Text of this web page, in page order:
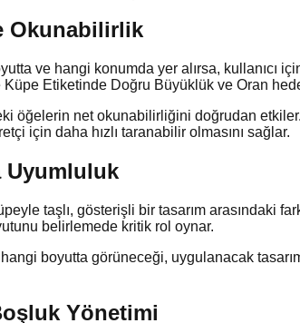
Okunabilirlik
ve hangi konumda yer alırsa, kullanıcı
Etiketinde Doğru Büyüklük ve Oran
öğelerin net okunabilirliğini doğrudan
için daha hızlı taranabilir olmasını sağlar.
Uyumluluk
taşlı, gösterişli bir tasarım arasındaki
belirlemede kritik rol oynar.
boyutta görüneceği, uygulanacak
Yönetimi